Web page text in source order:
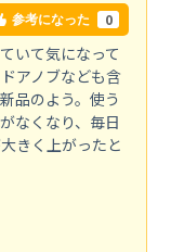
参考になった 0
いて気になって
アノブなども含
品のよう。使う
なくなり、毎日
きく上がったと